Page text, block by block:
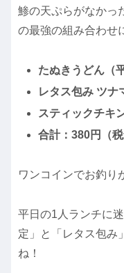
鯵の天ぷらがなかっ
の最強の組み合わせ
たぬきうどん（
レタス包み ツナ
スティックチキ
合計：380円（税
ワンコインでお釣り
平日の1人ランチに
定」と「レタス包み
ね！